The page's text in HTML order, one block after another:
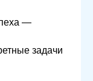
—
задачи